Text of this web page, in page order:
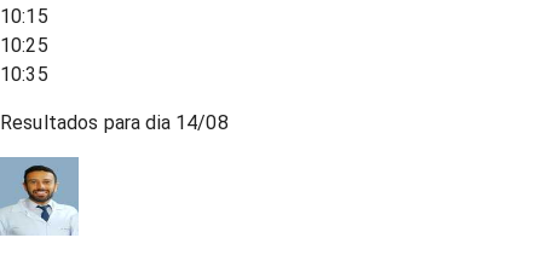
10:15
10:25
10:35
Resultados para dia 14/08